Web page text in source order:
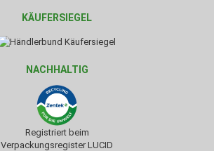
KÄUFERSIEGEL
NACHHALTIG
Registriert beim
Verpackungsregister LUCID